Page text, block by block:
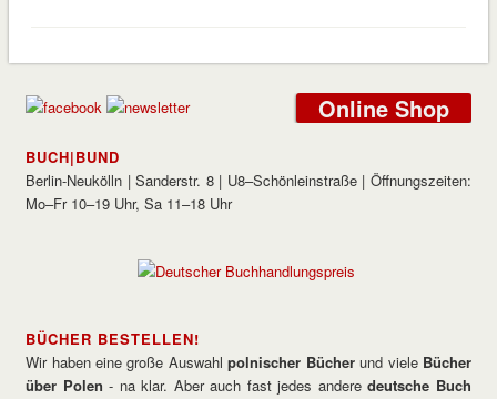
Online Shop
BUCH|BUND
Berlin-Neukölln | Sanderstr. 8 | U8–Schönleinstraße | Öffnungszeiten:
Mo–Fr 10–19 Uhr, Sa 11–18 Uhr
BÜCHER BESTELLEN!
Wir haben eine große Auswahlpolnischer Bücherund viele Bücher
über Polen - na klar. Aber auch fast jedes anderedeutsche Buch